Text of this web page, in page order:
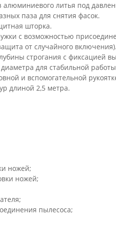
литья под
паза для снятия фасок.
шторка.
с возможностью
от случайного включения).
строгания с фиксацией
для стабильной
и вспомогательной
длиной 2,5 метра.
ножей;
ножей;
пылесоса;